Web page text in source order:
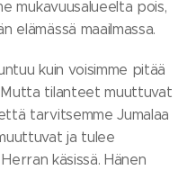
mukavuusalueelta pois,
elämässä maailmassa.
kuin voisimme pitää
Mutta tilanteet muuttuvat
tarvitsemme Jumalaa
ja tulee
käsissä. Hänen